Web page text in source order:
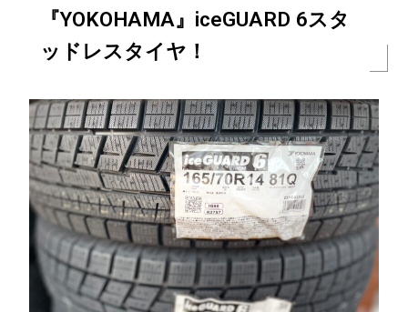
『YOKOHAMA』iceGUARD 6スタ
ッドレスタイヤ！